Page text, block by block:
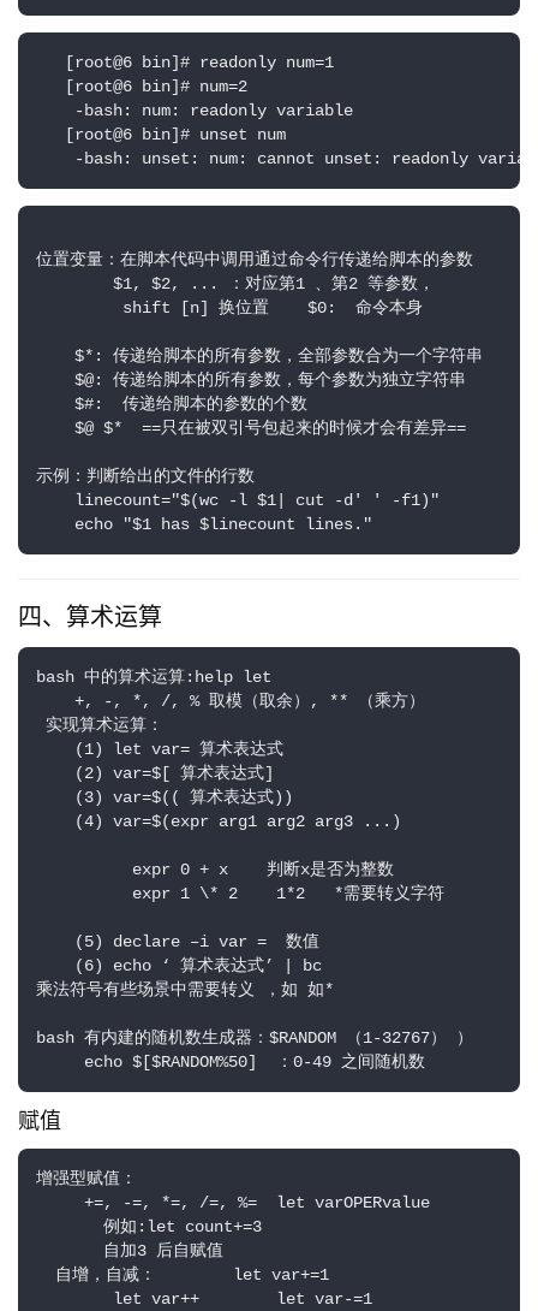
[root@6 bin]# readonly num=1
[root@6 bin]# num=2
-bash: num: readonly variable
[root@6 bin]# unset num
-bash: unset: num: cannot unset: readonly
位置变量：在脚本代码中调用通过命令行传递给脚本的参数
$1, $2, ... ：对应第1 、第2 等参数，
shift [n] 换位置    $0:  命令本身
$*: 传递给脚本的所有参数，全部参数合为一个字符串
$@: 传递给脚本的所有参数，每个参数为独立字符串
$#:  传递给脚本的参数的个数
$@ $*  ==只在被双引号包起来的时候才会有差异==
示例：判断给出的文件的行数
linecount="$(wc -l $1| cut -d' ' -f1)"
echo "$1 has $linecount lines."
四、算术运算
bash 中的算术运算:help let
+, -, *, /, % 取模（取余）, ** （乘方）
实现算术运算：
(1) let var= 算术表达式
(2) var=$[ 算术表达式]
(3) var=$(( 算术表达式))
(4) var=$(expr arg1 arg2 arg3 ...)
expr 0 + x    判断x是否为整数
expr 1 \* 2    1*2   *需要转义字符
(5) declare –i var =  数值
(6) echo ‘ 算术表达式’ | bc
乘法符号有些场景中需要转义 ，如 如*
bash 有内建的随机数生成器：$RANDOM （1-32767） ）
echo $[$RANDOM%50]  ：0-49 之间随机数
赋值
增强型赋值：
+=, -=, *=, /=, %=  let varOPERvalue
例如:let count+=3
自加3 后自赋值
自增，自减：        let var+=1
let var++        let var-=1